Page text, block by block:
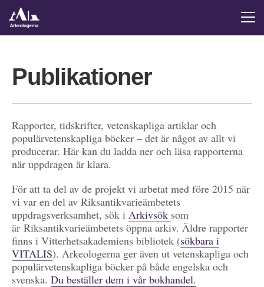
Publikationer
Rapporter, tidskrifter, vetenskapliga artiklar och
populärvetenskapliga böcker – det är något av allt vi
producerar. Här kan du ladda ner och läsa rapporterna
när uppdragen är klara.
För att ta del av de projekt vi arbetat med före 2015 när
vi var en del av Riksantikvarieämbetets
uppdragsverksamhet, sök i Arkivsök som
är Riksantikvarieämbetets öppna arkiv. Äldre rapporter
finns i Vitterhetsakademiens bibliotek (sökbara i
VITALIS). Arkeologerna ger även ut vetenskapliga och
populärvetenskapliga böcker på både engelska och
svenska. Du beställer dem i vår bokhandel.